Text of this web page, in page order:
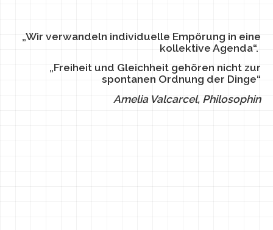
„Wir verwandeln individuelle Empörung in eine
kollektive Agenda“.
„Freiheit und Gleichheit gehören nicht zur
spontanen Ordnung der Dinge“
Amelia Valcarcel, Philosophin